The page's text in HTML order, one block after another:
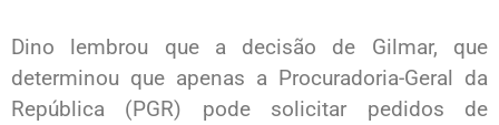
Dino lembrou que a decisão de Gilmar, que
determinou que apenas a Procuradoria-Geral da
República (PGR) pode solicitar pedidos de